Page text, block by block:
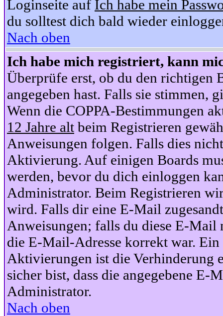
Loginseite auf Ich habe mein
du solltest dich bald wieder
Nach oben
Ich habe mich registriert, kann
Überprüfe erst, ob du den richtigen
angegeben hast. Falls sie stimmen,
Wenn die COPPA-Bestimmungen
12 Jahre alt beim Registrieren
Anweisungen folgen. Falls dies
Aktivierung. Auf einigen Boards
werden, bevor du dich einloggen
Administrator. Beim Registrieren
wird. Falls dir eine E-Mail
Anweisungen; falls du diese E-Mail
die E-Mail-Adresse korrekt war.
Aktivierungen ist die Verhinderung
sicher bist, dass die angegebene
Administrator.
Nach oben